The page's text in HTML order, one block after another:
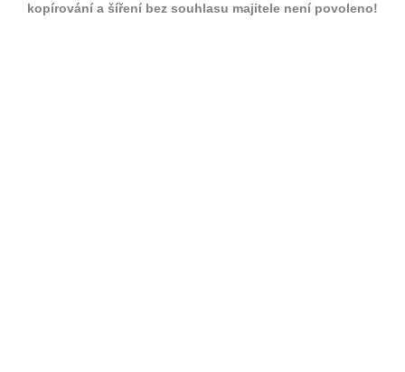
kopírování a šíření bez souhlasu majitele není povoleno!